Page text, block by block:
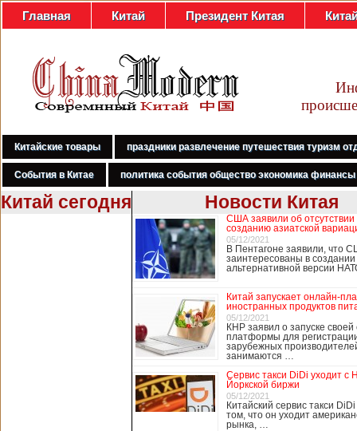
Главная Китай Президент Китая
Китайские товары праздники развлечение путешествия туризм
События в Китае политика события общество экономика финансы
Китай сегодня Новости Китая
США заявили об отсутствии
созданию азиатской
05/12/2021
В Пентагоне заявили, что
заинтересованы в создании
альтернативной версии
Китай запускает онлайн-
иностранных продуктов
05/12/2021
КНР заявил о запуске
платформы для
зарубежных
занимаются …
Сервис такси DiDi уходит с
Йоркской биржи
05/12/2021
Китайский сервис такси
том, что он уходит
рынка, …